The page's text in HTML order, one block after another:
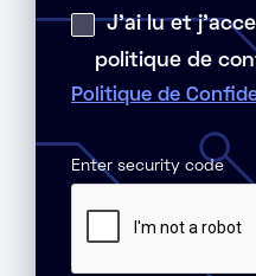
J'ai lu et
politique de
Politique de
Enter security code